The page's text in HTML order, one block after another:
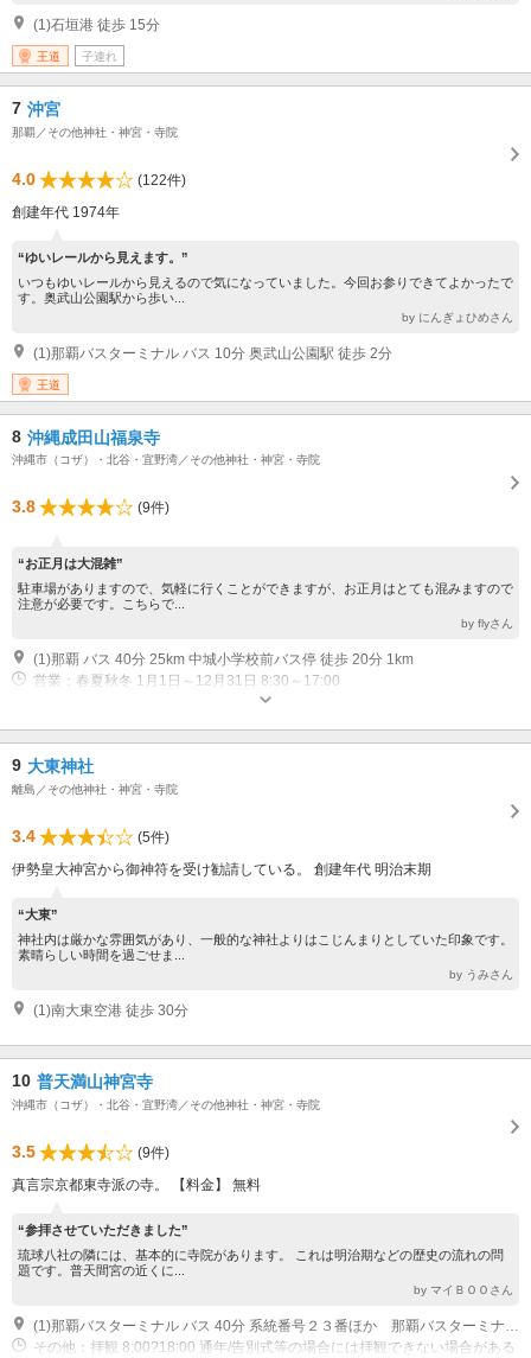
(1)石垣港 徒歩 15分
王道 子連れ
7 沖宮
那覇／その他神社・神宮・寺院
4.0
(122件)
創建年代 1974年
“ゆいレールから見えます。”
いつもゆいレールから見えるので気になっていました。今回お参りできてよかったで
す。奥武山公園駅から歩い...
by にんぎょひめさん
(1)那覇バスターミナル バス 10分 奥武山公園駅 徒歩 2分
王道
8 沖縄成田山福泉寺
沖縄市（コザ）・北谷・宜野湾／その他神社・神宮・寺院
3.8 (9件)
“お正月は大混雑”
駐車場がありますので、気軽に行くことができますが、お正月はとても混みますので
注意が必要です。こちらで...
by flyさん
(1)那覇 バス 40分 25km 中城小学校前バス停 徒歩 20分 1km
営業：春夏秋冬 1月1日～12月31日 8:30～17:00
9 大東神社
離島／その他神社・神宮・寺院
3.4
(5件)
伊勢皇大神宮から御神符を受け勧請している。 創建年代 明治末期
“大東”
神社内は厳かな雰囲気があり、一般的な神社よりはこじんまりとしていた印象です。
素晴らしい時間を過ごせま...
by うみさん
(1)南大東空港 徒歩 30分
10 普天満山神宮寺
沖縄市（コザ）・北谷・宜野湾／その他神社・神宮・寺院
3.5
(9件)
真言宗京都東寺派の寺。 【料金】 無料
“参拝させていただきました”
琉球八社の隣には、基本的に寺院があります。 これは明治期などの歴史の流れの問
題です。普天間宮の近くに...
by マイＢＯＯさん
(1)那覇バスターミナル バス 40分 系統番号２３番ほか 那覇バスターミナル?普天間
その他：拝観 8:00?18:00 通年/告別式等の場合には拝観できない場合がある